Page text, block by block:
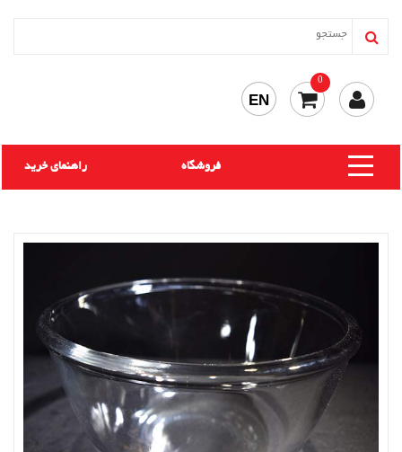
0
EN
راهنمای خرید فروشگاه